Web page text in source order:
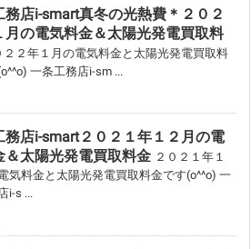
務店i-smart真冬の光熱費＊２０２
月の電気料金＆太陽光発電買取料
２２年１月の電気料金と太陽光発電買取料
一条工務店i-sm ...
務店i-smart２０２１年１２月の電
＆太陽光発電買取料金 ２０２１年１
気料金と太陽光発電買取料金です(o^^o) 一
i-s ...